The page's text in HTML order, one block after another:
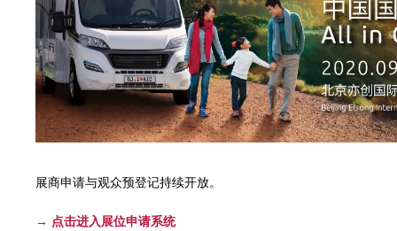
展商申请与观众预登记持续开放。
→ 点击进入展位申请系统